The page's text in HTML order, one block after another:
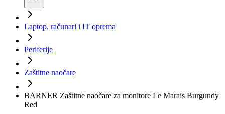
Laptop, računari i IT oprema
Periferije
Zaštitne naočare
BARNER Zaštitne naočare za monitore Le Marais Burgundy
Red